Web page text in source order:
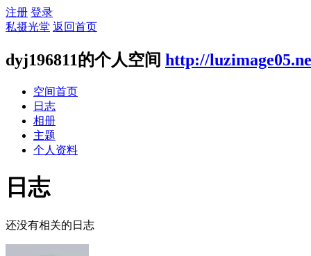
注册 登录
私摄光堂 返回首页
dyj196811的个人空间 http://
空间首页
日志
相册
主题
个人资料
日志
还没有相关的日志